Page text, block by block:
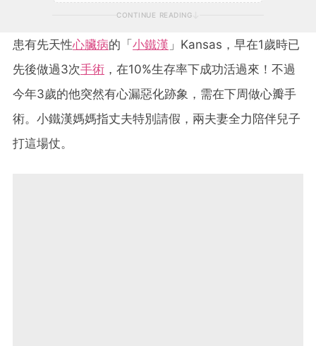
CONTINUE READING
患有先天性心臟病的「小鐵漢 」Kansas，早在1歲時已
先後做過3次手術 ，在10%生存率下成功活過來！不過
今年3歲的他突然有心漏惡化跡象，需在下周做心瓣手
術。小鐵漢媽媽指丈夫特別請假，兩夫妻全力陪伴兒子
打這場仗。